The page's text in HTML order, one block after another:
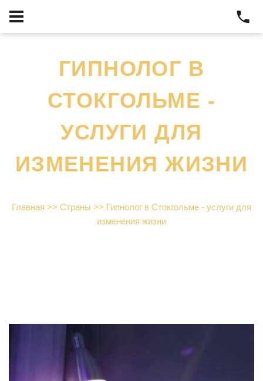
ГИПНОЛОГ В
СТОКГОЛЬМЕ -
УСЛУГИ ДЛЯ
ИЗМЕНЕНИЯ ЖИЗНИ
Главная >> Страны >> Гипнолог в Стокгольме - услуги для
изменения жизни